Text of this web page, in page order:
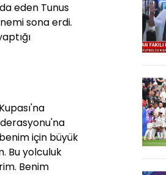
eden Tunus
sona erdi.
için büyük
Bu yolculuk
Benim